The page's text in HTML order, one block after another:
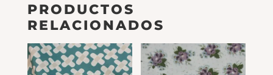
PRODUCTOS
RELACIONADOS